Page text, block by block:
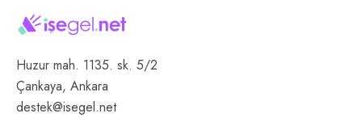
Huzur mah. 1135. sk. 5/2
Çankaya, Ankara
destek@isegel.net